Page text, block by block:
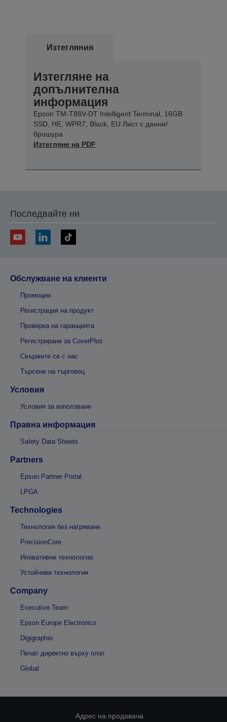
Изтегляния
Изтегляне на
допълнителна
информация
Epson TM-T88V-DT Intelligent Terminal, 16GB
SSD, HE, WPR7, Black, EU Лист с данни/
брошура
Изтегляне на PDF
Последвайте ни
Обслужване на клиенти
Промоции
Регистрация на продукт
Проверка на гаранцията
Регистриране за CoverPlus
Свържете се с нас
Търсене на търговец
Условия
Условия за използване
Правна информация
Safety Data Sheets
Partners
Epson Partner Portal
LPGA
Technologies
Технология без нагряване
PrecisionCore
Иновативни технологии
Устойчиви технологии
Company
Executive Team
Epson Europe Electronics
Digigraphie
Печат директно върху плат
Global
Адрес на продавача